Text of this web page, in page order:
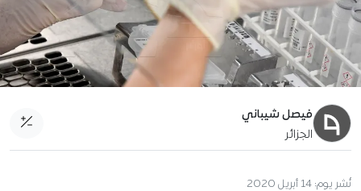
فيصل شيباني
الجزائر
آخر تحديث:15 أبريل 2020